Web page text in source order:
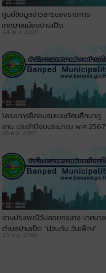
ศูนย์ข้อมูลข่าวสารของราชการ
เทศบาลเมืองบ้านเป็ด
24 เม.ย. 2569
โครงการฝึกอบรมและทัศนศึกษาดู
งาน ประจำปีงบประมาณ พ.ศ.2567
l เทศบาลตำบลบ้านเป็ด
08 ก.พ. 2567
งานประเพณีวันลอยกระทง เทศบาล
ตำบลบ้านเป็ด "ม่วนกัน วันเพ็ญ"
ประจำปี 2566 ณ สวนสาธารณะบึง
29 พ.ย. 2566